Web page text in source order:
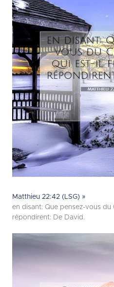
Matthieu 22:42 (LSG) »
en disant: Que pensez-vous du
répondirent: De David.